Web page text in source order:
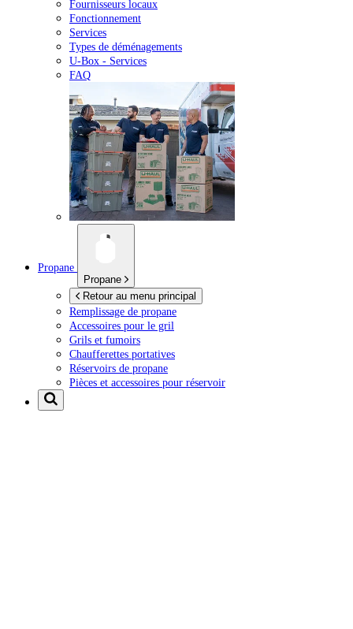
Fournisseurs locaux
Fonctionnement
Services
Types de déménagements
U-Box - Services
FAQ
Propane
Propane
Retour au menu principal
Remplissage de propane
Accessoires pour le gril
Grils et fumoirs
Chaufferettes portatives
Réservoirs de propane
Pièces et accessoires pour réservoir